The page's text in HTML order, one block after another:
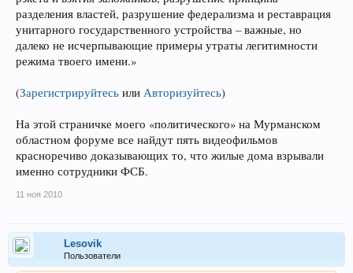
разделения властей, разрушение федерализма и реставрация
унитарного государственного устройства – важные, но
далеко не исчерпывающие примеры утраты легитимности
режима твоего имени.»
(Зарегистрируйтесь или Авторизуйтесь)
На этой страничке моего «политического» на Мурманском
областном форуме все найдут пять видеофильмов
красноречиво доказывающих то, что жилые дома взрывали
именно сотрудники ФСБ.
11 ноя 2010
Lesovik
Пользователи